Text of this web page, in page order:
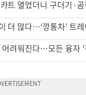
한인 간호사 공개 수배…
더 많다…‘깡통차’ 트레